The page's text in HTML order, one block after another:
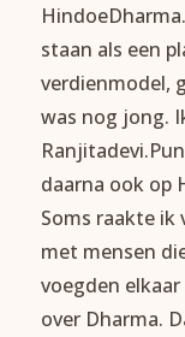
staan als een
verdienmodel,
was nog jong.
daarna ook op
Soms raakte ik
met mensen
voegden
over Dharma.